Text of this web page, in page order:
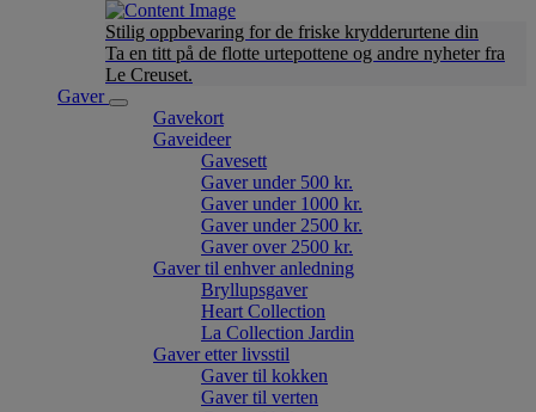
Stilig oppbevaring for de friske krydderurtene din
Ta en titt på de flotte urtepottene og andre nyheter fra
Le Creuset.
Gaver
Gavekort
Gaveideer
Gavesett
Gaver under 500 kr.
Gaver under 1000 kr.
Gaver under 2500 kr.
Gaver over 2500 kr.
Gaver til enhver anledning
Bryllupsgaver
Heart Collection
La Collection Jardin
Gaver etter livsstil
Gaver til kokken
Gaver til verten